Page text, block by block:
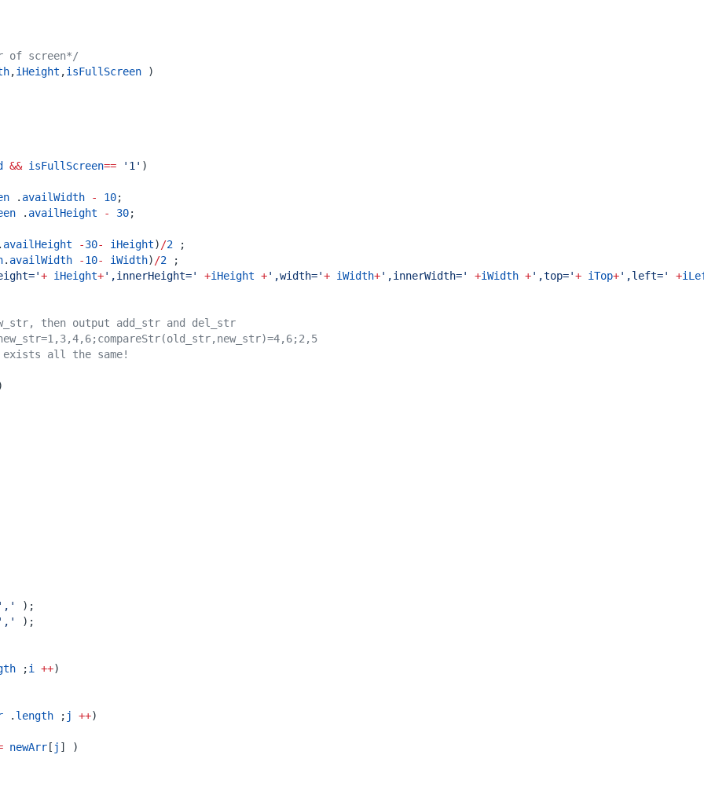
of screen*/
,iHeight ,isFullScreen )
&& isFullScreen== '1' )
. availWidth - 10;
. availHeight - 30;
availHeight -30- iHeight) /2
;
. availWidth -10- iWidth) /2
;
+ iHeight+',innerHeight=' +iHeight +',width='+ iWidth+',innerWidth=' +iWidth +',top='+ iTop+',left=' +
);
);
;i ++)
. length ; j ++)
newArr [ j ] )